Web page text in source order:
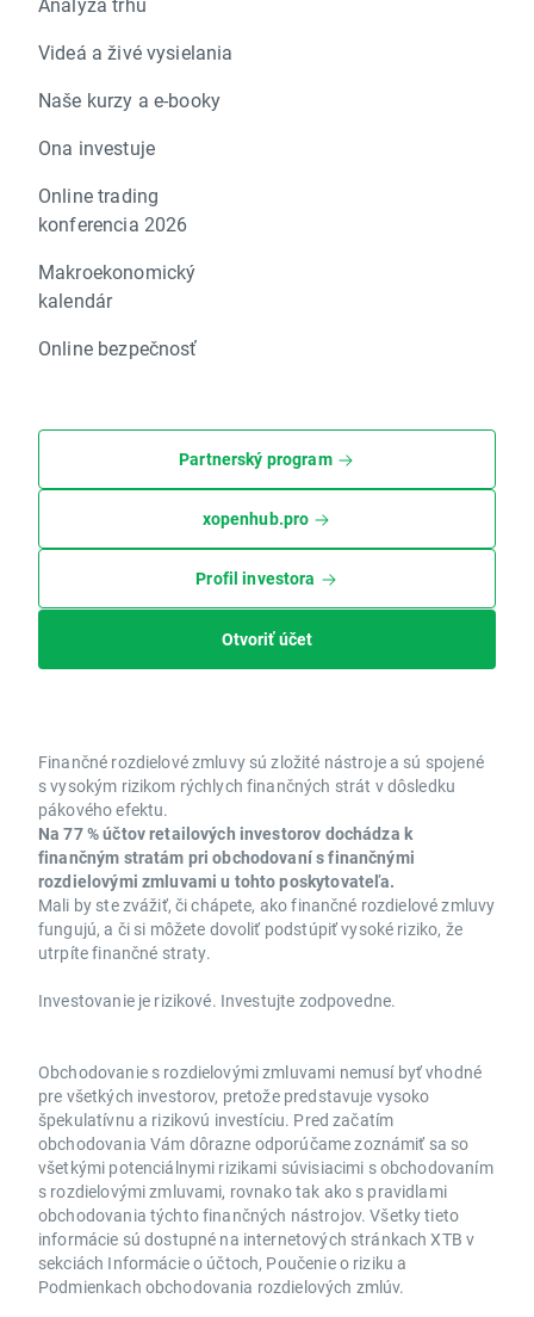
Videá a živé vysielania
Naše kurzy a e-booky
Ona investuje
Online trading
konferencia 2026
Makroekonomický
kalendár
Online bezpečnosť
Partnerský program
xopenhub.pro
Profil investora
Otvoriť účet
Finančné rozdielové zmluvy sú zložité nástroje a sú spojené
s vysokým rizikom rýchlych finančných strát v dôsledku
pákového efektu.
Na 77 % účtov retailových investorov dochádza k
finančným stratám pri obchodovaní s finančnými
rozdielovými zmluvami u tohto poskytovateľa.
Mali by ste zvážiť, či chápete, ako finančné rozdielové zmluvy
fungujú, a či si môžete dovoliť podstúpiť vysoké riziko, že
utrpíte finančné straty.
Investovanie je rizikové. Investujte zodpovedne.
Obchodovanie s rozdielovými zmluvami nemusí byť vhodné
pre všetkých investorov, pretože predstavuje vysoko
špekulatívnu a rizikovú investíciu. Pred začatím
obchodovania Vám dôrazne odporúčame zoznámiť sa so
všetkými potenciálnymi rizikami súvisiacimi s obchodovaním
s rozdielovými zmluvami, rovnako tak ako s pravidlami
obchodovania týchto finančných nástrojov. Všetky tieto
informácie sú dostupné na internetových stránkach XTB v
sekciách Informácie o účtoch, Poučenie o riziku a
Podmienkach obchodovania rozdielových zmlúv.